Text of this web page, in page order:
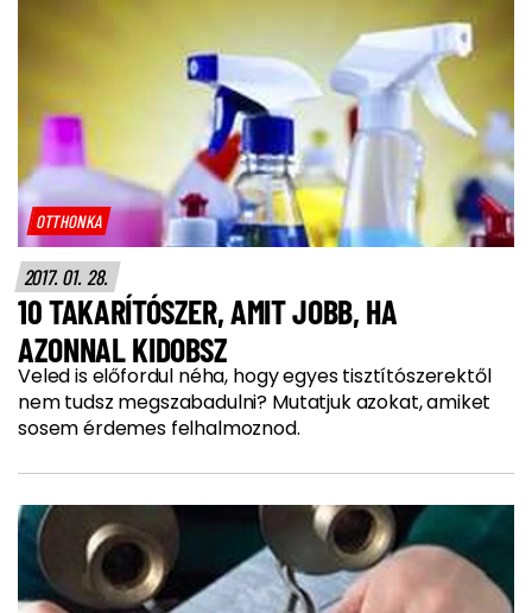
OTTHONKA
2017. 01. 28.
10 TAKARÍTÓSZER, AMIT JOBB, HA
AZONNAL KIDOBSZ
Veled is előfordul néha, hogy egyes tisztítószerektől
nem tudsz megszabadulni? Mutatjuk azokat, amiket
sosem érdemes felhalmoznod.